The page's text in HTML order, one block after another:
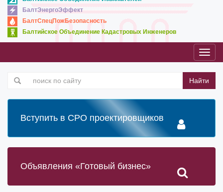
БалтЭнергоЭффект
БалтСпецПожБезопасность
Балтийское Объединение Кадастровых Инженеров
Найти
Вступить в СРО проектировщиков
Объявления «Готовый бизнес»